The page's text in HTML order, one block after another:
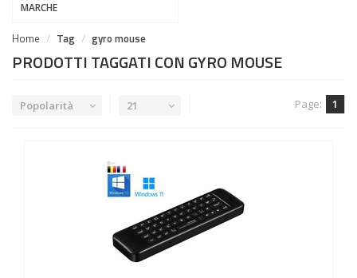
MARCHE
Home Tag gyro mouse
PRODOTTI TAGGATI CON GYRO MOUSE
Popolarità 21 Page: 1